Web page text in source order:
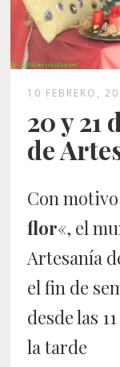
10 FEBRERO,
20 y 21
de
Con
flor«, el
Artesanía
el fin de
desde las
la tarde